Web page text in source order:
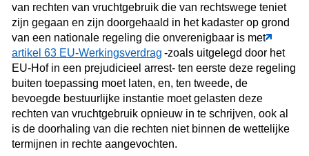
van rechten van vruchtgebruik die van rechtswege teniet
zijn gegaan en zijn doorgehaald in het kadaster op grond
van een nationale regeling die onverenigbaar is met
artikel 63 EU-Werkingsverdrag -zoals uitgelegd door het
EU-Hof in een prejudicieel arrest- ten eerste deze regeling
buiten toepassing moet laten, en, ten tweede, de
bevoegde bestuurlijke instantie moet gelasten deze
rechten van vruchtgebruik opnieuw in te schrijven, ook al
is de doorhaling van die rechten niet binnen de wettelijke
termijnen in rechte aangevochten.